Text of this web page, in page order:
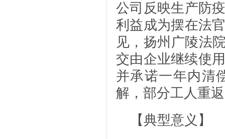
公司反映生产防
利益成为摆在法
见，扬州广陵法
交由企业继续使
并承诺一年内清
解，部分工人重
【典型意义】